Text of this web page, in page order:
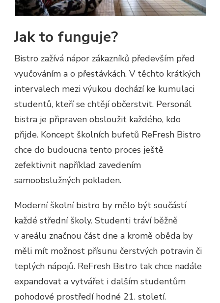
Jak to funguje?
Bistro zažívá nápor zákazníků především před
vyučováním a o přestávkách. V těchto krátkých
intervalech mezi výukou dochází ke kumulaci
studentů, kteří se chtějí občerstvit. Personál
bistra je připraven obsloužit každého, kdo
přijde. Koncept školních bufetů ReFresh Bistro
chce do budoucna tento proces ještě
zefektivnit například zavedením
samoobslužných pokladen.
Moderní školní bistro by mělo být součástí
každé střední školy. Studenti tráví běžně
v areálu značnou část dne a kromě oběda by
měli mít možnost přísunu čerstvých potravin či
teplých nápojů. ReFresh Bistro tak chce nadále
expandovat a vytvářet i dalším studentům
pohodové prostředí hodné 21. století.